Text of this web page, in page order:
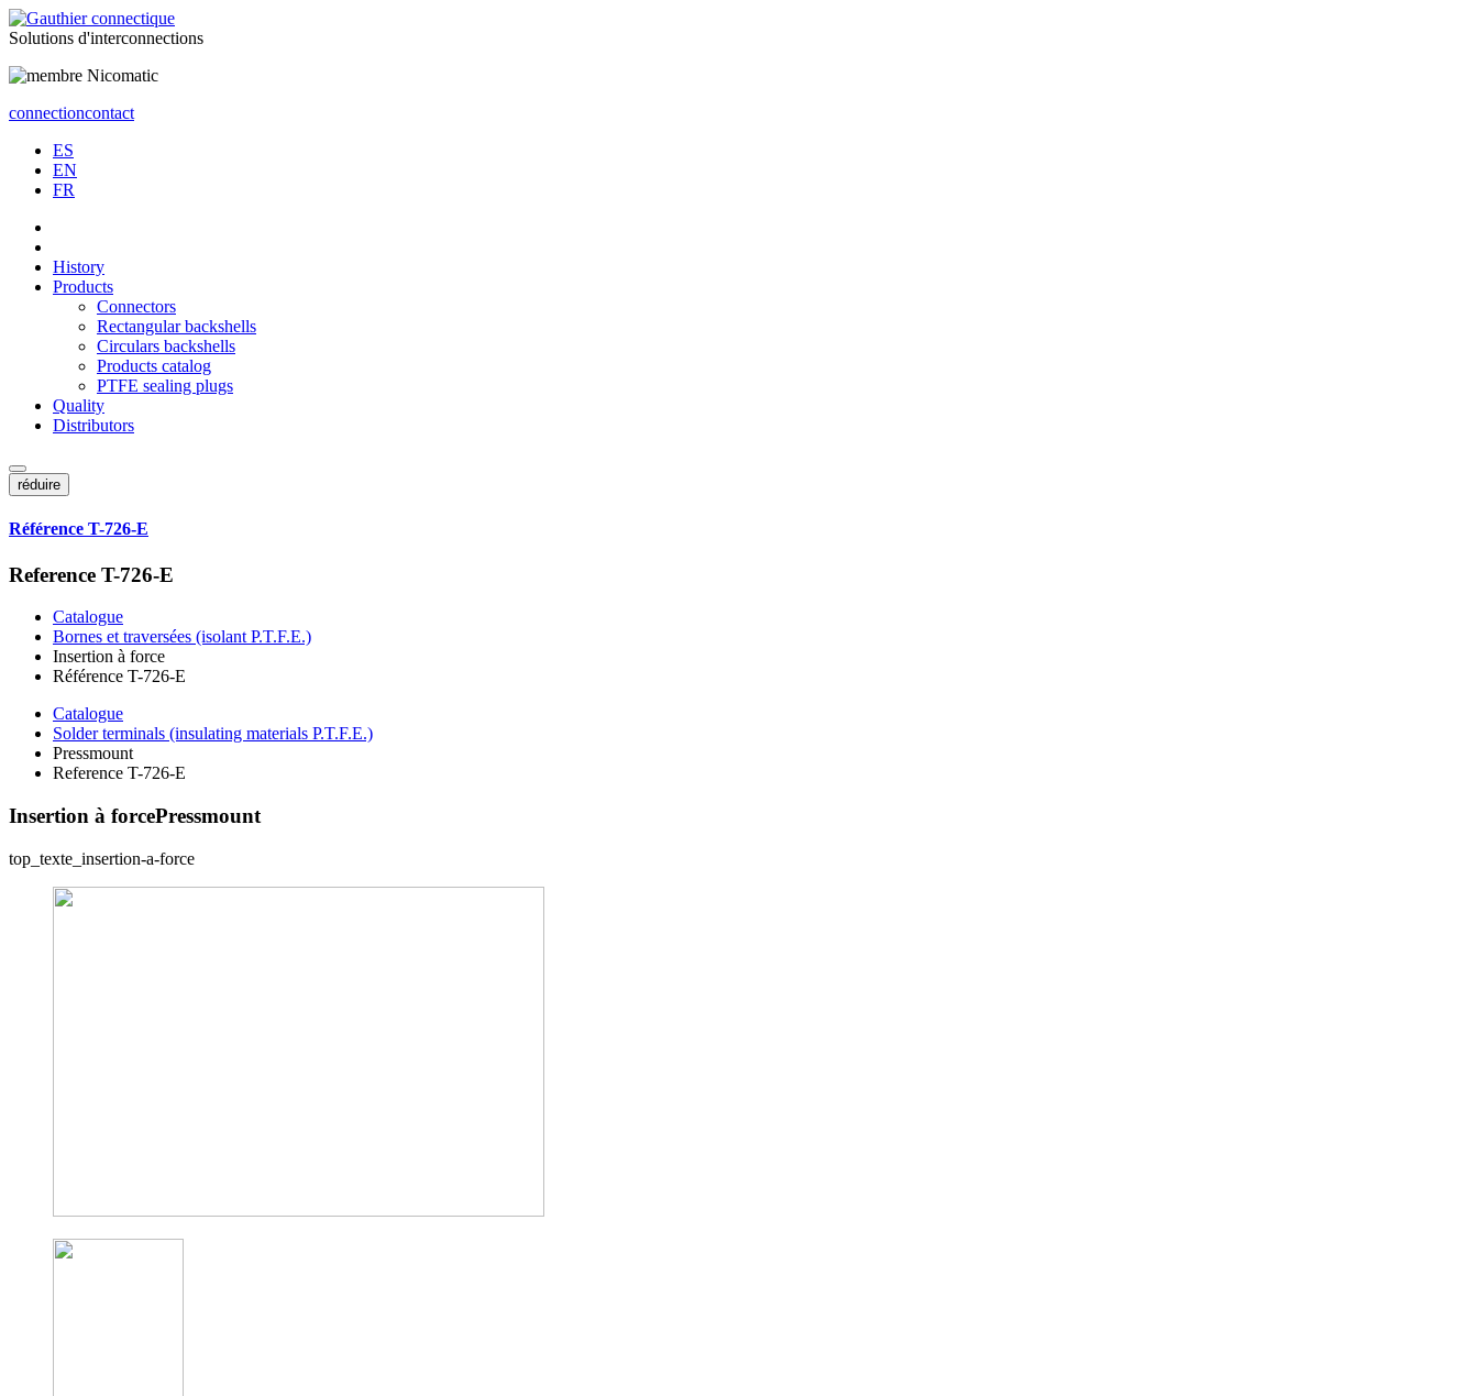
Solutions d'interconnections
connectioncontact
ES
EN
FR
History
Products
Connectors
Rectangular backshells
Circulars backshells
Products catalog
PTFE sealing plugs
Quality
Distributors
réduire
Référence T-726-E
Reference T-726-E
Catalogue
Bornes et traversées (isolant P.T.F.E.)
Insertion à force
Référence T-726-E
Catalogue
Solder terminals (insulating materials P.T.F.E.)
Pressmount
Reference T-726-E
Insertion à forcePressmount
top_texte_insertion-a-force